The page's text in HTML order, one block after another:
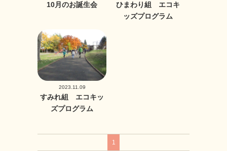
10月のお誕生会
ひまわり組 エコキ
ッズプログラム
2023.11.09
すみれ組 エコキッ
ズプログラム
1